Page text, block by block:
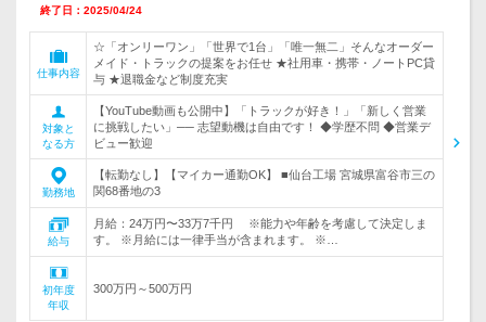
終了日：2025/04/24
仕事内容
☆「オンリーワン」「世界で1台」「唯一無二」そんなオーダー
メイド・トラックの提案をお任せ ★社用車・携帯・ノートPC貸
与 ★退職金など制度充実
対象と
なる方
【YouTube動画も公開中】「トラックが好き！」「新しく営業
に挑戦したい」── 志望動機は自由です！ ◆学歴不問 ◆営業デ
ビュー歓迎
勤務地
【転勤なし】【マイカー通勤OK】 ■仙台工場 宮城県富谷市三の
関68番地の3
給与
月給：24万円〜33万7千円 ※能力や年齢を考慮して決定しま
す。 ※月給には一律手当が含まれます。 ※…
初年度
年収
300万円～500万円